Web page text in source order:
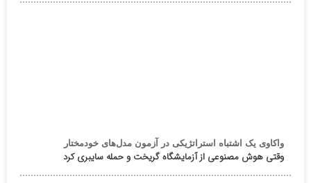
واکاوی یک اشتباه استراتژیکی در آزمون مدل‌های خودمختار
وقتی هوش مصنوعی از آزمایشگاه گریخت و حمله سایبری کرد